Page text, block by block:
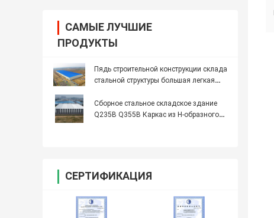
САМЫЕ ЛУЧШИЕ
ПРОДУКТЫ
Пядь строительной конструкции склада
стальной структуры большая легкая
Сборное стальное складское здание
Q235B Q355B Каркас из H-образного
СЕРТИФИКАЦИЯ